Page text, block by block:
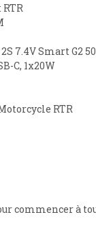
7.4V Smart G2
C, 1x20W
RTR
commencer à